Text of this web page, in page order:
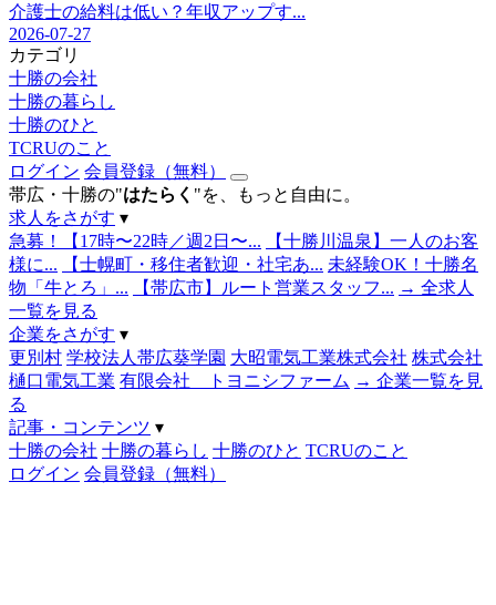
介護士の給料は低い？年収アップす...
2026-07-27
カテゴリ
十勝の会社
十勝の暮らし
十勝のひと
TCRUのこと
ログイン 会員登録（無料）
帯広・十勝の"はたらく "を、もっと自由に。
求人をさがす ▾
急募！【17時〜22時／週2日〜...
【十勝川温泉】一人のお客
様に...
【士幌町・移住者歓迎・社宅あ... 未経験OK！十勝名
物「牛とろ」...
【帯広市】ルート営業スタッフ... → 全求人
一覧を見る
企業をさがす ▾
更別村 学校法人帯広葵学園 大昭電気工業株式会社 株式会社
樋口電気工業 有限会社 トヨニシファーム → 企業一覧を見
る
記事・コンテンツ ▾
十勝の会社 十勝の暮らし 十勝のひと TCRUのこと
ログイン 会員登録（無料）